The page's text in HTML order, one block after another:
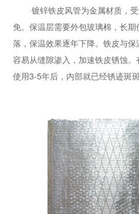
镀锌铁皮风管为金属材质，
免。保温层需要外包玻璃棉，长
落，保温效果逐年下降。铁皮与
容易从缝隙渗入，加速铁皮锈蚀
使用3-5年后，内部就已经锈迹斑斑